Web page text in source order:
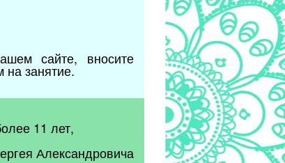
сайте, вносите
на занятие.
11 лет,
Александровича